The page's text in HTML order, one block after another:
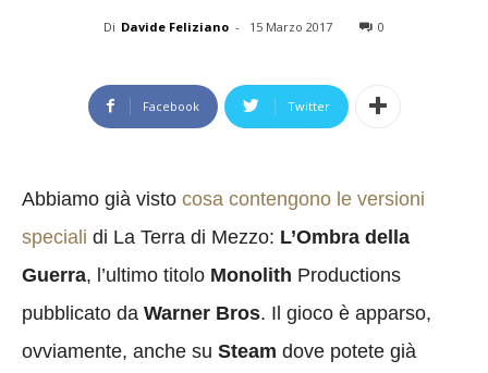
Di Davide Feliziano - 15 Marzo 2017 0
Facebook Twitter
Abbiamo già visto cosa contengono le versioni
speciali di La Terra di Mezzo: L’Ombra della
Guerra, l’ultimo titolo Monolith Productions
pubblicato da Warner Bros. Il gioco è apparso,
ovviamente, anche su Steam dove potete già